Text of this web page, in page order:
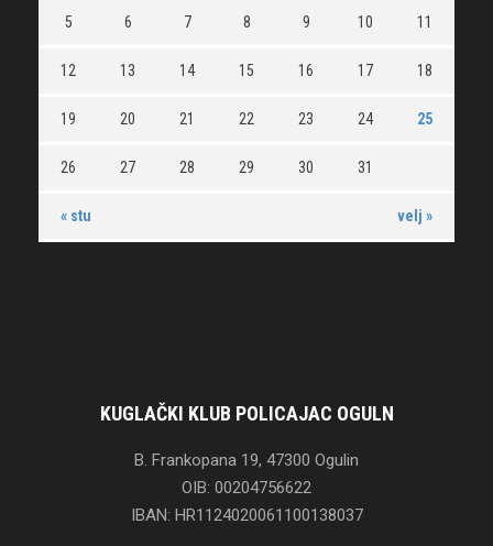
« stu velj »
5 6 7 8 9 10 11
12 13 14 15 16 17 18
19 20 21 22 23 24 25
26 27 28 29 30 31
KUGLAČKI KLUB POLICAJAC OGULN
B. Frankopana 19, 47300 Ogulin
OIB: 00204756622
IBAN: HR1124020061100138037